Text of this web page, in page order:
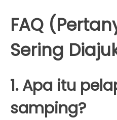
FAQ
Sering
1. Apa itu
samping?